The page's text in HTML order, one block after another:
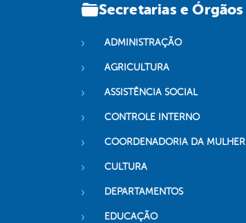
Secretarias e Órgãos
ADMINISTRAÇÃO
AGRICULTURA
ASSISTÊNCIA SOCIAL
CONTROLE INTERNO
COORDENADORIA DA MULHER
CULTURA
DEPARTAMENTOS
EDUCAÇÃO